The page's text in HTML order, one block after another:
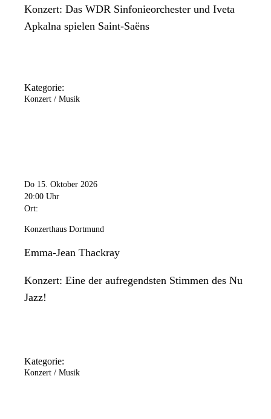
Konzert: Das WDR Sinfonieorchester und Iveta
Apkalna spielen Saint-Saëns
Kategorie:
Konzert / Musik
Do 15. Oktober 2026
20:00 Uhr
Ort:
Konzerthaus Dortmund
Emma-Jean Thackray
Konzert: Eine der aufregendsten Stimmen des Nu
Jazz!
Kategorie:
Konzert / Musik